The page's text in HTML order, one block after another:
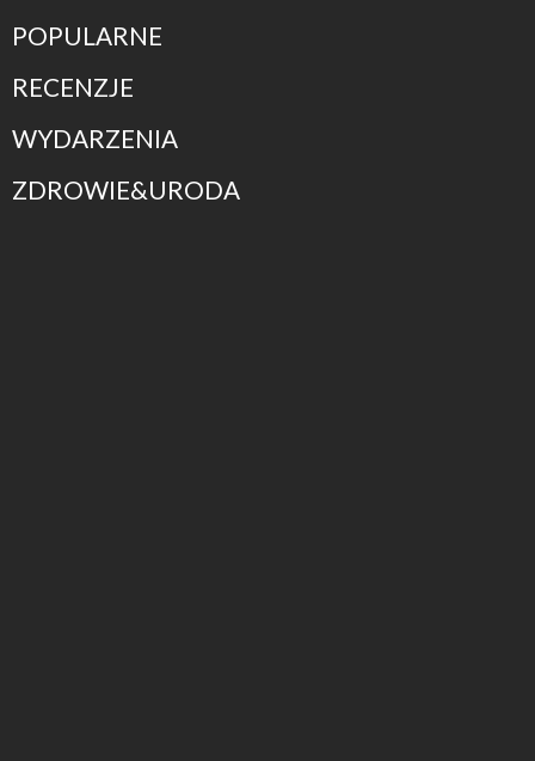
POPULARNE
RECENZJE
WYDARZENIA
ZDROWIE&URODA